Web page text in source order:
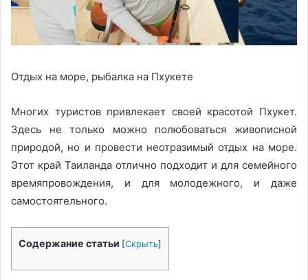
Отдых на море, рыбалка на Пхукете
Многих туристов привлекает своей красотой Пхукет.
Здесь не только можно полюбоваться живописной
природой, но и провести неотразимый отдых на море.
Этот край Таиланда отлично подходит и для семейного
времяпровождения, и для молодежного, и даже
самостоятельного.
Содержание статьи [Скрыть]